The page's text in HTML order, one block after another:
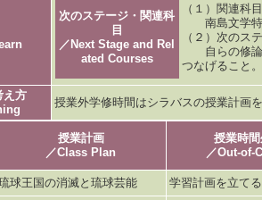
次のステージ・関連科
目
／Next Stage and Rel
ated Courses
（１）関連科
南島文学特
（２）次のス
自らの修論
つなげること
え方
授業外学修時間はシラバスの授業計画
授業計画
／Class Plan
授業時
／Out-of-
球王国の消滅と琉球芸能 学習計画を立て